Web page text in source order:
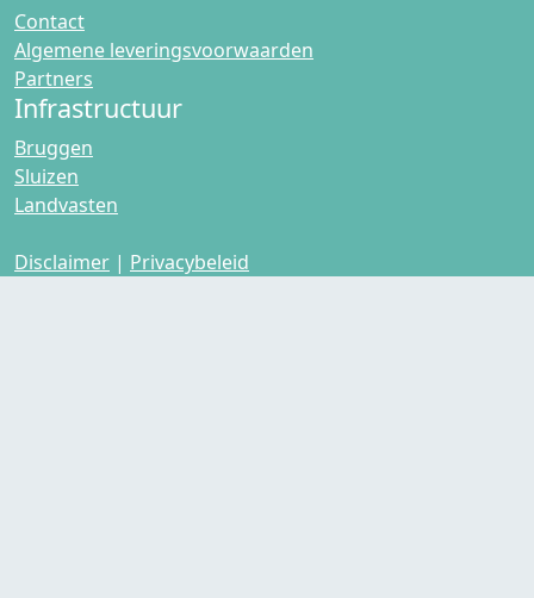
Contact
Algemene leveringsvoorwaarden
Partners
Infrastructuur
Bruggen
Sluizen
Landvasten
Disclaimer | Privacybeleid